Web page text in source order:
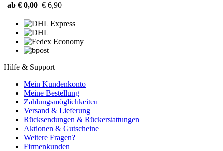
ab € 0,00 € 6,90
Hilfe & Support
Mein Kundenkonto
Meine Bestellung
Zahlungsmöglichkeiten
Versand & Lieferung
Rücksendungen & Rückerstattungen
Aktionen & Gutscheine
Weitere Fragen?
Firmenkunden